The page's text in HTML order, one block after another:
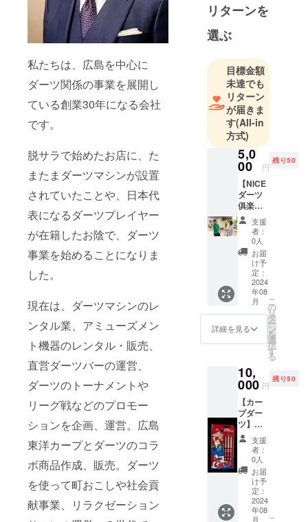
私たちは、広島を中心に
ダーツ関係の事業を展開し
ている創業30年になる会社
です。
脱サラで始めたお店に、た
またまダーツマシンが設置
されていたことや、日本代
表になるダーツプレイヤー
が在籍したお陰で、ダーツ
事業を始めることになりま
した。
現在は、ダーツマシンのレ
ンタル業、アミューズメン
ト機器のレンタル・販売、
直営ダーツバーの運営、
ダーツのトーナメントや
リーグ戦などのプロモー
ションを企画、運営。広島
東洋カープとダーツのコラ
ボ商品作成、販売。ダーツ
を使って町おこしや社会貢
献事業、リラクゼーション
リターンを
選ぶ
目標金額
未達でも
リターン
が届きま
す(All-in
方式)
5,0
00 円
残り50
【NICE
ダーツ
俱楽
部 70
分体験
コー
ス】 ま
ずは
ダーツ
に触れ
て頂く
ことが
大切で
す。イ
ンスト
ラク
ダーツ
の持ち
方から
投げ
方、体
の使い
方まで
レク
チャー
しま
す。 場
所：〒
730-
0032
支援
者：
0人
お届
け予
定：
2024
年08
月
詳細を見る
こ
の
リ
タ
ー
ン
を
選
択
す
る
10,
000 円
残り50
【カー
プダー
ツ】
（株）
ワンエ
ンター
プライ
ズと広
島東洋
カープ
のコラ
支援
者：
0人
お届
け予
定：
2024
年08
月
こ